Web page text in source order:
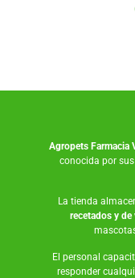
Agropets Farmacia
conocida por
La tienda
recetados y de
El personal
responder